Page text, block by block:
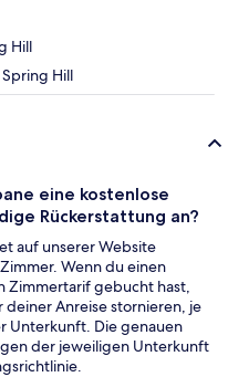
Hill
Hill
eine kostenlose
Rückerstattung an?
auf unserer Website
Wenn du einen
Zimmertarif gebucht hast,
deiner Anreise stornieren, je
Unterkunft. Die genauen
der jeweiligen Unterkunft